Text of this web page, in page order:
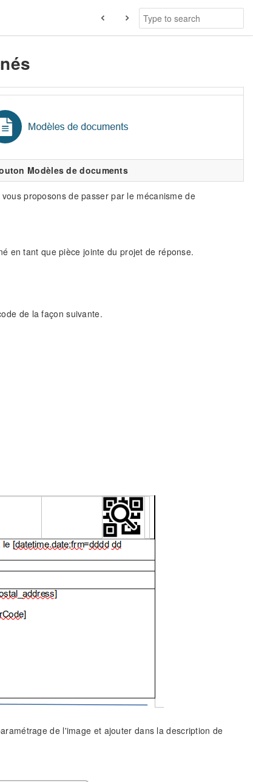
Modèles de documents
proposons de passer par le mécanisme de
en tant que pièce jointe du projet de réponse.
de la façon suivante.
de l'image et ajouter dans la description de